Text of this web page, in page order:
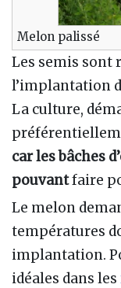
Melon palissé
Les semis sont
l’implantation
La culture,
car les bâches
pouvantfaire
Le melon
températures
implantation.
idéales dans les